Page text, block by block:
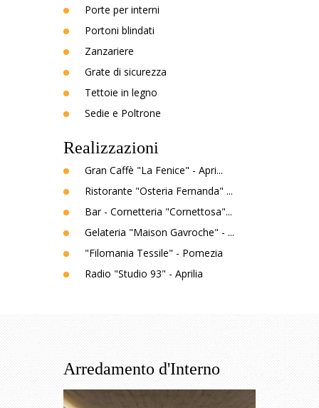
Porte per interni
Portoni blindati
Zanzariere
Grate di sicurezza
Tettoie in legno
Sedie e Poltrone
Realizzazioni
Gran Caffè "La Fenice" - Apri...
Ristorante "Osteria Fernanda" ...
Bar - Cornetteria "Cornettosa"...
Gelateria "Maison Gavroche" - ...
"Filomania Tessile" - Pomezia
Radio "Studio 93" - Aprilia
Arredamento d'Interno